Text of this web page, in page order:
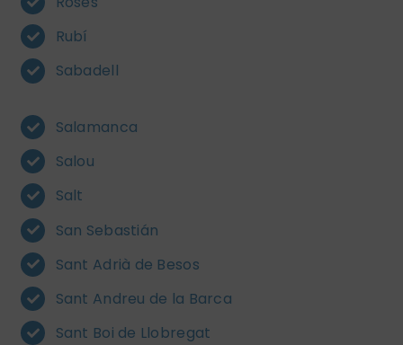
Rubí
Sabadell
Salamanca
Salou
Salt
San Sebastián
Sant Adrià de Besos
Sant Andreu de la Barca
Sant Boi de Llobregat